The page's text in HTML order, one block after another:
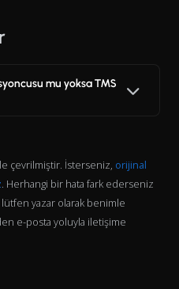
mu yoksa TMS
çevrilmiştir. İsterseniz, orijinal
. Herhangi bir hata fark ederseniz
yazar olarak benimle
e-posta yoluyla iletişime